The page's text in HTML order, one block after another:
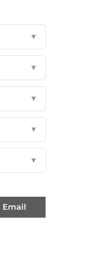
▼
▼
▼
▼
▼
Email